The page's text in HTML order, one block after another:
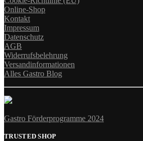
Online-Shop
Kontakt
Impressum
Datenschutz
AGB
Widerrufsbelehrung
Versandinformationen
Alles Gastro Blog
Gastro Förderprogramme 2024
TRUSTED SHOP